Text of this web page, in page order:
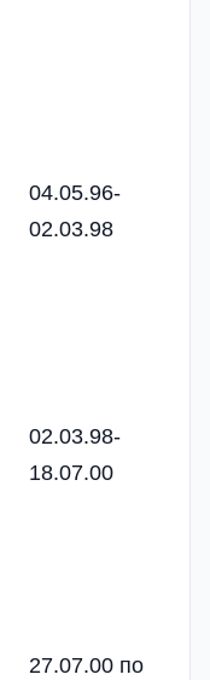
04.05.96-
02.03.98
02.03.98-
18.07.00
27.07.00 по